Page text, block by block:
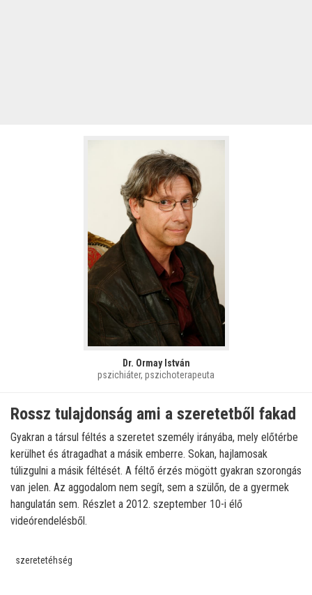
Dr. Ormay István
pszichiáter, pszichoterapeuta
Rossz tulajdonság ami a szeretetből fakad
Gyakran a társul féltés a szeretet személy irányába, mely előtérbe
kerülhet és átragadhat a másik emberre. Sokan, hajlamosak
túlizgulni a másik féltését. A féltő érzés mögött gyakran szorongás
van jelen. Az aggodalom nem segít, sem a szülőn, de a gyermek
hangulatán sem. Részlet a 2012. szeptember 10-i élő
videórendelésből.
szeretetéhség